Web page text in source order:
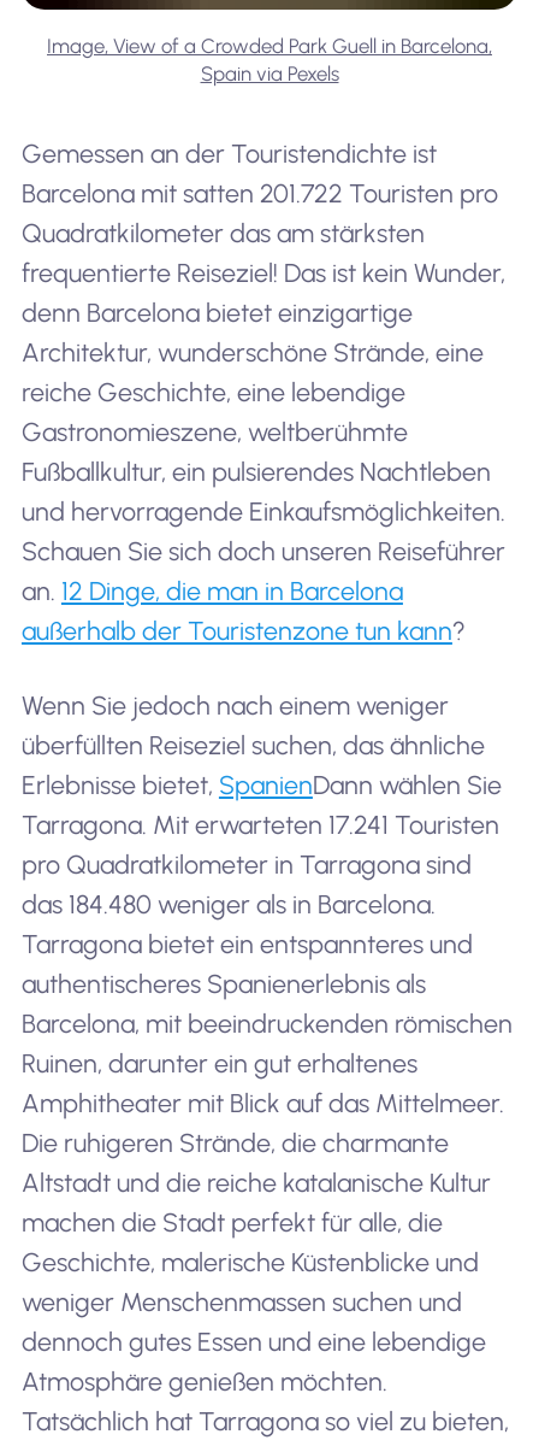
16 Queenstown, New Zealand
17 Santorini, Greece
Krakow, Poland
19 Las Vegas, USA
Munich, Germany
21 Prague, Czech Republic
22 Dublin, Ireland
23 London, UK
24 Tallinn, Estonia
25 Phuket, Thailand
Image, View of a Crowded Park Guell in Barcelona,
Spain via Pexels
Gemessen an der Touristendichte ist
Barcelona mit satten 201.722 Touristen pro
Quadratkilometer das am stärksten
frequentierte Reiseziel! Das ist kein Wunder,
denn Barcelona bietet einzigartige
Architektur, wunderschöne Strände, eine
reiche Geschichte, eine lebendige
Gastronomieszene, weltberühmte
Fußballkultur, ein pulsierendes Nachtleben
und hervorragende Einkaufsmöglichkeiten.
Schauen Sie sich doch unseren Reiseführer
an. 12 Dinge, die man in Barcelona
außerhalb der Touristenzone tun kann?
Wenn Sie jedoch nach einem weniger
überfüllten Reiseziel suchen, das ähnliche
Erlebnisse bietet, SpanienDann wählen Sie
Tarragona. Mit erwarteten 17.241 Touristen
pro Quadratkilometer in Tarragona sind
das 184.480 weniger als in Barcelona.
Tarragona bietet ein entspannteres und
authentischeres Spanienerlebnis als
Barcelona, mit beeindruckenden römischen
Ruinen, darunter ein gut erhaltenes
Amphitheater mit Blick auf das Mittelmeer.
Die ruhigeren Strände, die charmante
Altstadt und die reiche katalanische Kultur
machen die Stadt perfekt für alle, die
Geschichte, malerische Küstenblicke und
weniger Menschenmassen suchen und
dennoch gutes Essen und eine lebendige
Atmosphäre genießen möchten.
Tatsächlich hat Tarragona so viel zu bieten,